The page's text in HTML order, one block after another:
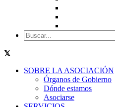
SOBRE LA ASOCIACIÓN
Órganos de Gobierno
Dónde estamos
Asociarse